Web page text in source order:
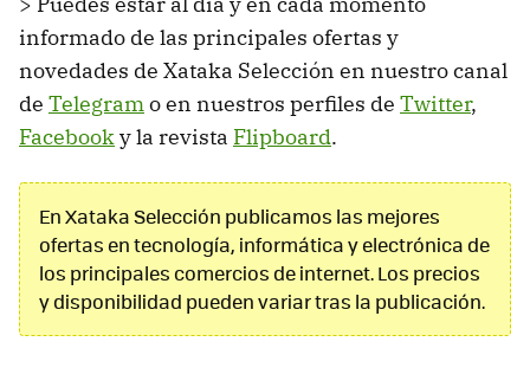
informado de las principales ofertas y
novedades de Xataka Selección en nuestro canal
de Telegramo en nuestros perfiles de Twitter,
Facebooky la revista Flipboard.
En Xataka Selección publicamos las mejores
ofertas en tecnología, informática y electrónica de
los principales comercios de internet. Los precios
y disponibilidad pueden variar tras la publicación.